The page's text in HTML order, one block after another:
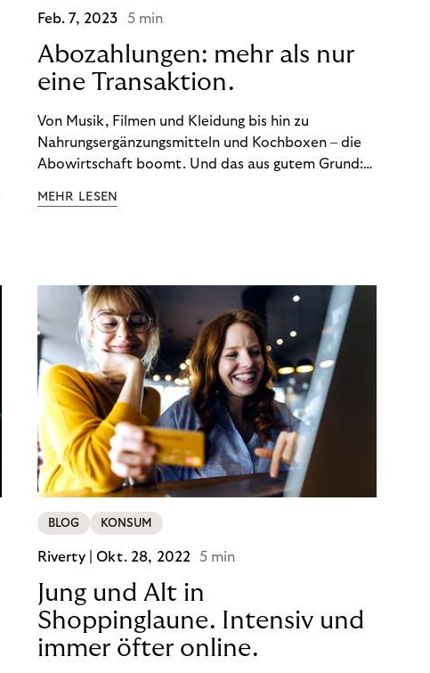
Feb. 7, 2023 5 min
Abozahlungen: mehr als nur
eine Transaktion.
Von Musik, Filmen und Kleidung bis hin zu
Nahrungsergänzungsmitteln und Kochboxen – die
Abowirtschaft boomt. Und das aus gutem Grund:
wünschen. Sie ermöglichen es uns, Produkte und
entdeckt. Und das neue Geschäftsmodell rentiert
sich. Doch was genau können Sie tun, um
Abozahlungen für Ihren Erfolg zu nutzen?
MEHR LESEN
BLOG KONSUM
Riverty | Okt. 28, 2022 5 min
Jung und Alt in
Shoppinglaune. Intensiv und
immer öfter online.